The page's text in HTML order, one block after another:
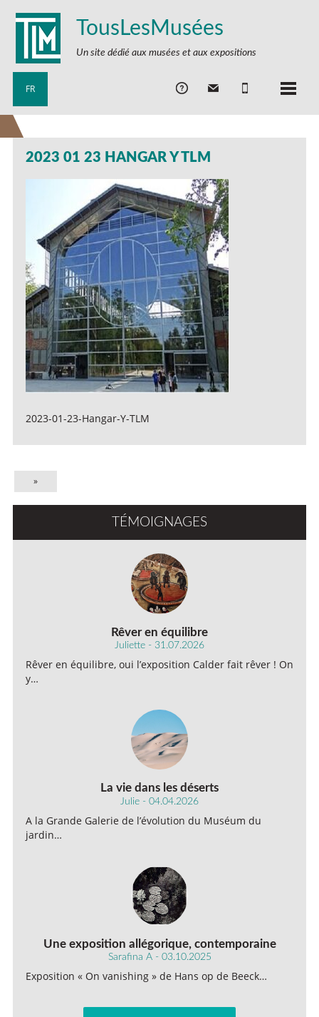
TousLesMusées
Un site dédié aux musées et aux expositions
FR
2023 01 23 HANGAR Y TLM
2023-01-23-Hangar-Y-TLM
»
TÉMOIGNAGES
Rêver en équilibre
Juliette - 31.07.2026
Rêver en équilibre, oui l’exposition Calder fait rêver ! On
y…
La vie dans les déserts
Julie - 04.04.2026
A la Grande Galerie de l’évolution du Muséum du
jardin…
Une exposition allégorique, contemporaine
Sarafina A - 03.10.2025
Exposition « On vanishing » de Hans op de Beeck…